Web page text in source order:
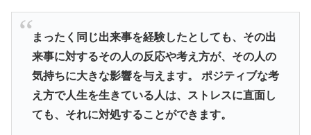
まったく同じ出来事を経験したとしても、その出
来事に対するその人の反応や考え方が、その人の
気持ちに大きな影響を与えます。 ポジティブな考
え方で人生を生きている人は、ストレスに直面し
ても、それに対処することができます。